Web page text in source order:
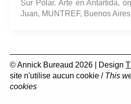
Sur Polar. Arte en Antartida,
Juan, MUNTREF, Buenos
© Annick Bureaud 2026 | Design
site n'utilise aucun cookie / This
cookies